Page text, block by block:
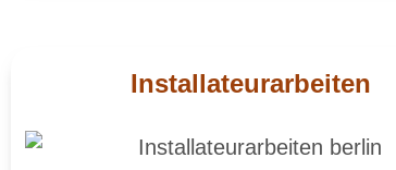
Installateurarbeiten